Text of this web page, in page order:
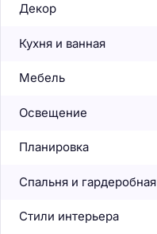
Декор
Кухня и ванная
Мебель
Освещение
Планировка
Спальня и гардеробная
Стили интерьера